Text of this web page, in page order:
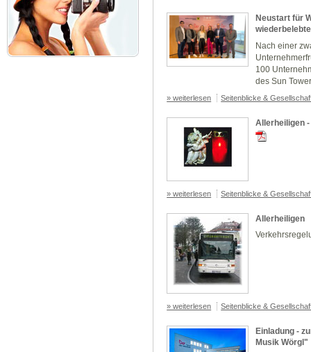
Neustart für
Nach einer
100
des Sun
» weiterlesen Seitenblicke &
Allerheiligen
» weiterlesen Seitenblicke &
Allerheiligen
» weiterlesen Seitenblicke &
Einladung -
Musik Wörgl"